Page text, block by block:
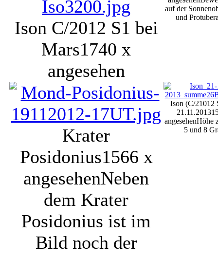
Ison C/2012 S1 bei
Mars1740 x
angesehen
auf der
und
Krater
Posidonius1566 x
angesehenNeben
dem Krater
Posidonius ist im
Bild noch der
Ison (C/21012
21.11.2013
angesehenHöhe
5 und 8